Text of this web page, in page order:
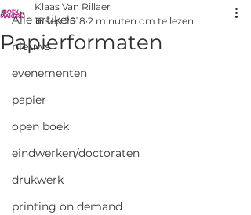
Alle artikels
nieuws
evenementen
papier
open boek
eindwerken/doctoraten
drukwerk
printing on demand
Papierformaten
Klaas Van Rillaer
16 sep 2018 2 minuten om te lezen